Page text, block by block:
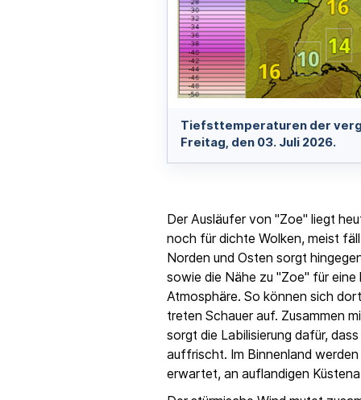
Tiefsttemperaturen der
Freitag, den 03. Juli 2026.
Der Ausläufer von "Zoe" liegt
noch für dichte Wolken, meist
Norden und Osten sorgt
sowie die Nähe zu "Zoe" für eine
Atmosphäre. So können sich
treten Schauer auf. Zusammen
sorgt die Labilisierung dafür,
auffrischt. Im Binnenland
erwartet, an auflandigen